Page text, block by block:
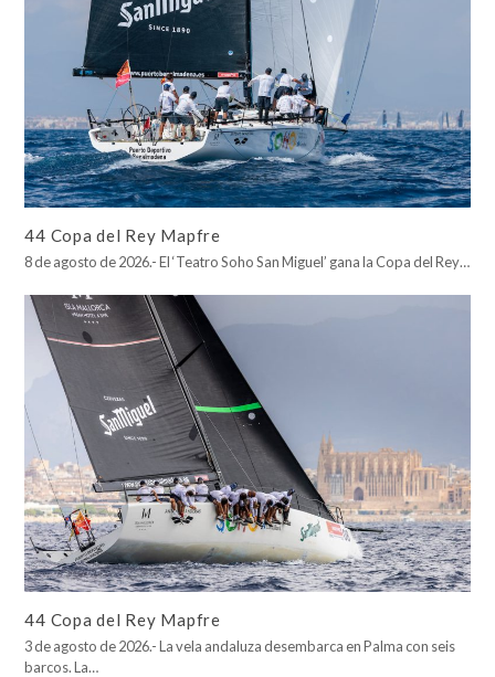
44 Copa del Rey Mapfre
8 de agosto de 2026.- El ‘Teatro Soho San Miguel’ gana la Copa del Rey…
44 Copa del Rey Mapfre
3 de agosto de 2026.- La vela andaluza desembarca en Palma con seis
barcos. La…